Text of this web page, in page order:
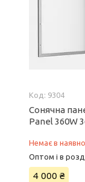
9304
Сонячна
Panel 360W
Немає в
Оптом і в
4 000 ₴